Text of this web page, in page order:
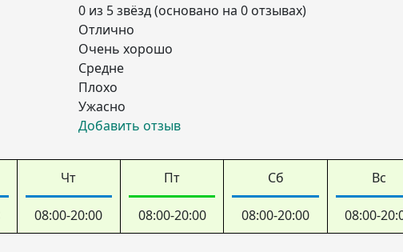
0 из 5 звёзд (основано на 0 отзывах)
Отлично
Очень хорошо
Средне
Плохо
Ужасно
Добавить отзыв
Чт
08:00-20:00
Пт
08:00-20:00
Сб
08:00-20:00
Вс
08:00-